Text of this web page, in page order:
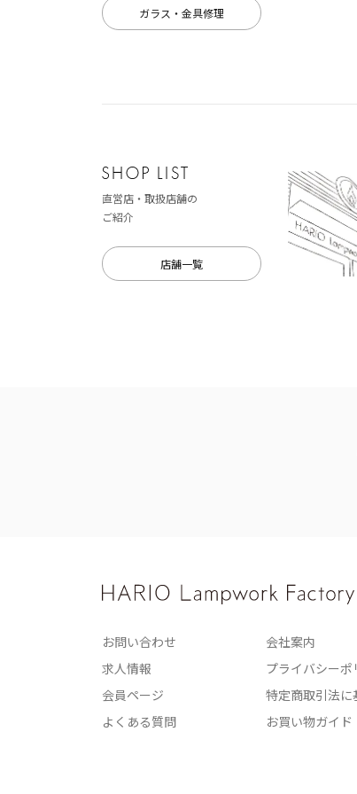
ガラス・金具修理
直営店・取扱店舗の
ご紹介
店舗一覧
お問い合わせ
会社案内
求人情報
プライバシーポ
会員ページ
特定商取引法に
よくある質問
お買い物ガイド